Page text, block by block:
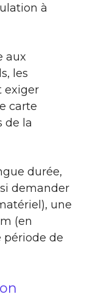
à
aux
les
exiger
carte
de la
durée,
demander
une
(en
période de